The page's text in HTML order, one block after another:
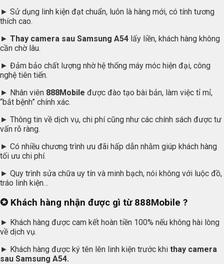
► Sử dụng linh kiện đạt chuẩn, luôn là hàng mới, có tính tương
thích cao.
► Thay camera sau Samsung A54 lấy liền, khách hàng không
cần chờ lâu.
► Đảm bảo chất lượng nhờ hệ thống máy móc hiện đại, công
nghệ tiên tiến.
► Nhân viên 888Mobile được đào tạo bài bản, làm việc tỉ mỉ,
“bắt bệnh” chính xác.
► Thông tin về dịch vụ, chi phí cũng như các chính sách được tư
vấn rõ ràng.
► Có nhiều chương trình ưu đãi hấp dẫn nhằm giúp khách hàng
tối ưu chi phí.
► Quy trình sửa chữa uy tín và minh bạch, nói không với luộc đồ,
tráo linh kiện…
✪ Khách hàng nhận được gì từ888Mobile ?
► Khách hàng được cam kết hoàn tiền 100% nếu không hài lòng
về dịch vụ.
► Khách hàng được ký tên lên linh kiện trước khi thay camera
sau Samsung A54.